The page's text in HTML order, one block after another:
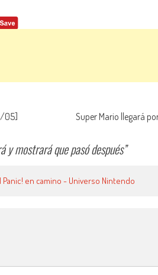
05] Super Mario llegará
y mostrará que pasó después”
Panic! en camino - Universo Nintendo